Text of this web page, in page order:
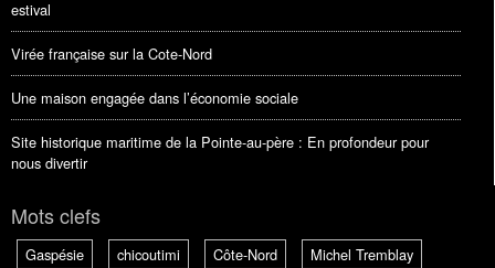
estival
Virée française sur la Cote-Nord
Une maison engagée dans l’économie sociale
Site historique maritime de la Pointe-au-père : En profondeur pour
nous divertir
Mots clefs
Gaspésie chicoutimi Côte-Nord
Michel Tremblay